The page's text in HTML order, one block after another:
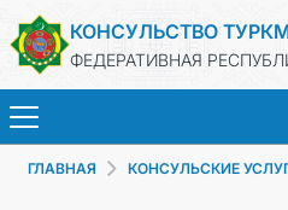
КОНСУЛЬСТВО
ФЕДЕРАТИВНАЯ
ГЛАВНАЯ КОНСУЛЬСКИЕ